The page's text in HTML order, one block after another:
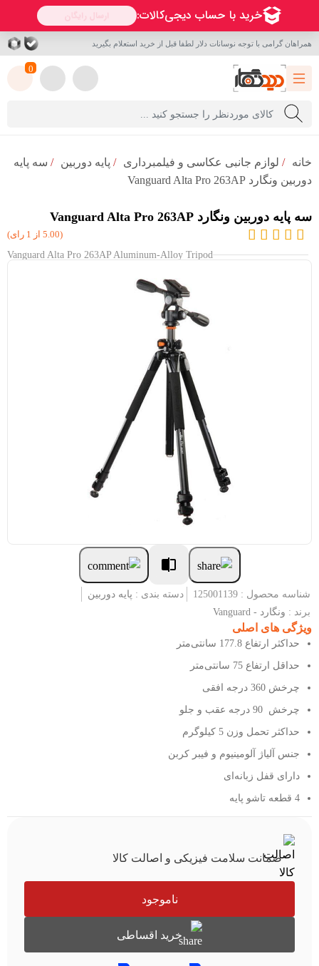
همراهان گرامی با توجه نوسانات دلار لطفا قبل از خرید استعلام بگیرید
0
خانه / لوازم جانبی عکاسی و فیلمبرداری / پایه دوربین / سه پایه
دوربین ونگارد Vanguard Alta Pro 263AP
سه پایه دوربین ونگارد Vanguard Alta Pro 263AP
(5.00 از 1 رای)
Vanguard Alta Pro 263AP Aluminum-Alloy Tripod
شناسه محصول : 125001139 دسته بندی : پایه دوربین
برند : ونگارد - Vanguard
ویژگی های اصلی
حداکثر ارتفاع 177.8 سانتی‌متر
حداقل ارتفاع 75 سانتی‌متر
چرخش 360 درجه افقی
چرخش 90 درجه عقب و جلو
حداکثر تحمل وزن 5 کیلوگرم
جنس آلیاژ آلومینیوم و فیبر کربن
دارای قفل زبانه‌ای
4 قطعه تاشو پایه
ضمانت سلامت فیزیکی و اصالت کالا
ناموجود
خرید اقساطی